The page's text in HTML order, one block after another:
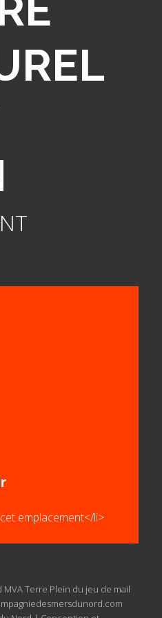
emplacement</li>
Terre Plein du jeu de mail